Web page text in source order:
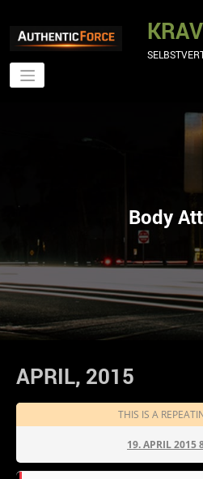
springen
Body
APRIL, 2015
THIS IS A
19. APRIL 2015